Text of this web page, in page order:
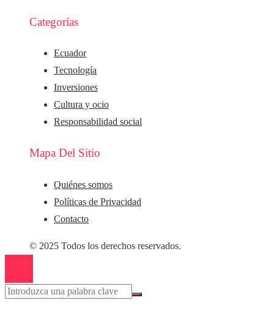
Categorías
Ecuador
Tecnología
Inversiones
Cultura y ocio
Responsabilidad social
Mapa Del Sitio
Quiénes somos
Políticas de Privacidad
Contacto
© 2025 Todos los derechos reservados.